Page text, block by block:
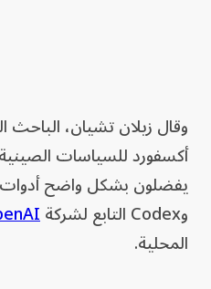
وقال زيلان تشيان،
أكسفورد للسياسات
وCodex التابع لشركة
المحلية.